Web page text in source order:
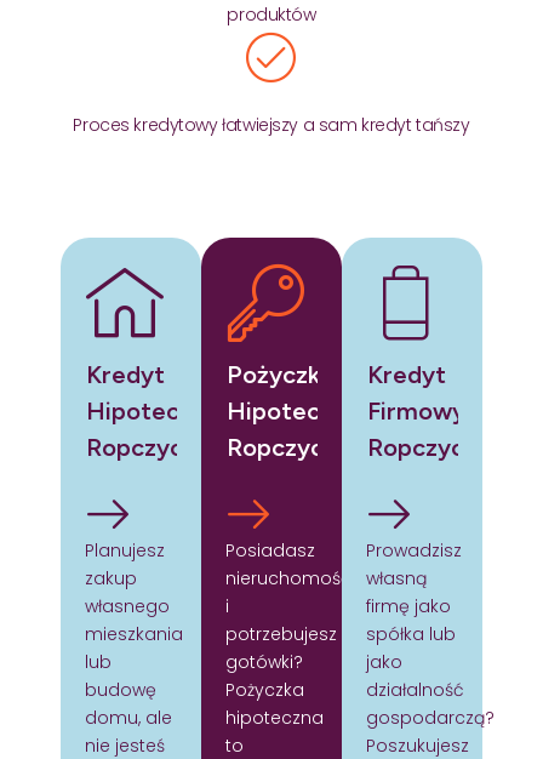
produktów
Proces kredytowy łatwiejszy a sam kredyt tańszy
Kredyt
Hipoteczny
Ropczyce
Planujesz
zakup
własnego
mieszkania
lub
budowę
domu, ale
nie jesteś
Pożyczka
Hipoteczna
Ropczyce
Posiadasz
nieruchomość
i
potrzebujesz
gotówki?
Pożyczka
hipoteczna
to
Kredyt
Firmowy
Ropczyce
Prowadzisz
własną
firmę jako
spółka lub
jako
działalność
gospodarczą?
Poszukujesz